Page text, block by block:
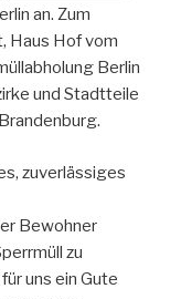
an. Zum
Haus Hof vom
Berlin
und Stadtteile
zuverlässiges
Bewohner
zu
uns ein Gute